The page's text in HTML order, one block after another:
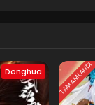
Donghua TAMAMLANDI